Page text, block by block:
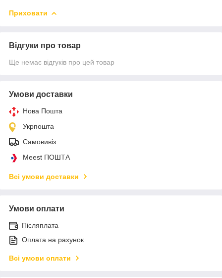
Приховати
Відгуки про товар
Ще немає відгуків про цей товар
Умови доставки
Нова Пошта
Укрпошта
Самовивіз
Meest ПОШТА
Всі умови доставки
Умови оплати
Післяплата
Оплата на рахунок
Всі умови оплати